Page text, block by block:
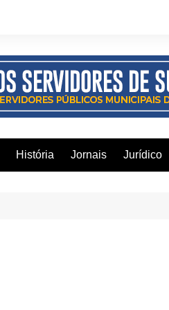
História Jornais Jurídico